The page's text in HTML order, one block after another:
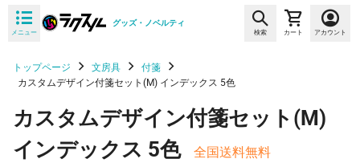
メニュー
グッズ・ノベルティ
検索 カート アカウント
トップページ 文房具
付箋
カスタムデザイン付箋セット(M) インデックス 5色
カスタムデザイン付箋セット(M)
インデックス 5色
全国送料無料